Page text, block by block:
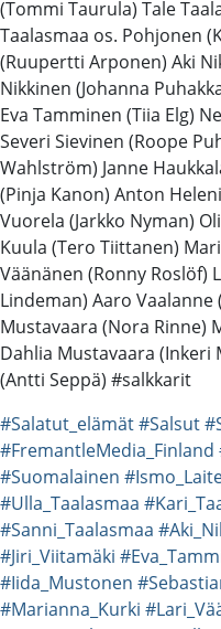
(Tommi Taurula) Tale
Taalasmaa os. Pohjonen
(Ruupertti Arponen) Aki
Nikkinen (Johanna
Eva Tamminen (Tiia Elg)
Severi Sievinen (Roope
Wahlström) Janne
(Pinja Kanon) Anton
Vuorela (Jarkko Nyman)
Kuula (Tero Tiittanen)
Väänänen (Ronny Roslöf)
Lindeman) Aaro Vaalanne
Mustavaara (Nora Rinne)
Dahlia Mustavaara
(Antti Seppä) #salkkarit
#Salatut_elämät#Salsut
#FremantleMedia_Finland
#Suomalainen
#Ulla_Taalasmaa
#Sanni_Taalasmaa
#Jiri_Viitamäki
#Iida_Mustonen
#Marianna_Kurki